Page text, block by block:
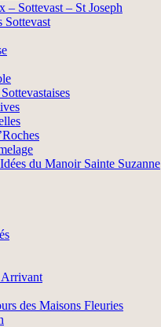
– Sottevast – St Joseph
Sottevast
du Manoir Sainte Suzanne
des Maisons Fleuries